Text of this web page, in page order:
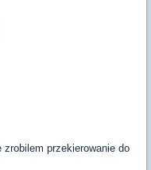
przekierowanie do